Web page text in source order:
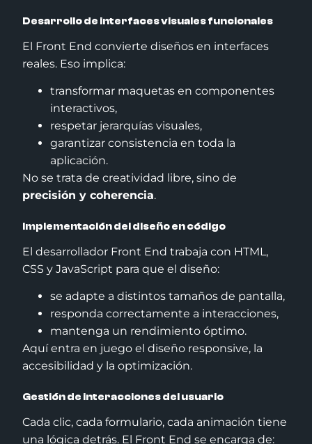
Desarrollo de interfaces visuales funcionales
El Front End convierte diseños en interfaces
reales. Eso implica:
transformar maquetas en componentes
interactivos,
respetar jerarquías visuales,
garantizar consistencia en toda la
aplicación.
No se trata de creatividad libre, sino de
precisión y coherencia.
Implementación del diseño en código
El desarrollador Front End trabaja con HTML,
CSS y JavaScript para que el diseño:
se adapte a distintos tamaños de pantalla,
responda correctamente a interacciones,
mantenga un rendimiento óptimo.
Aquí entra en juego el diseño responsive, la
accesibilidad y la optimización.
Gestión de interacciones del usuario
Cada clic, cada formulario, cada animación tiene
una lógica detrás. El Front End se encarga de: